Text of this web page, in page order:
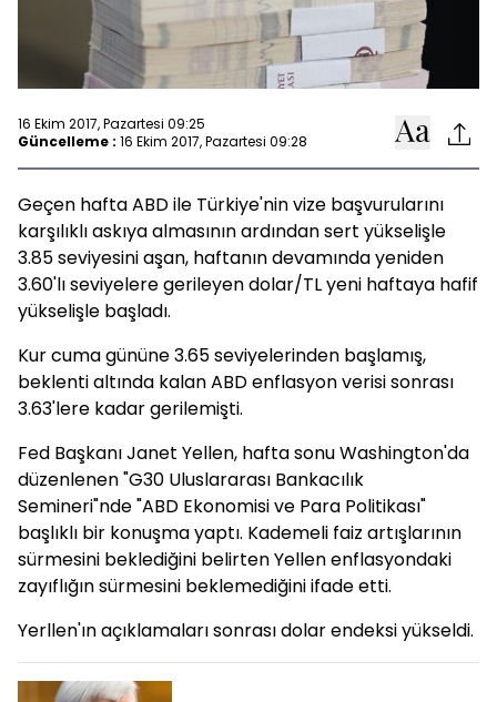
16 Ekim 2017, Pazartesi 09:25
Güncelleme : 16 Ekim 2017, Pazartesi 09:28
Geçen hafta ABD ile Türkiye'nin vize başvurularını
karşılıklı askıya almasının ardından sert yükselişle
3.85 seviyesini aşan, haftanın devamında yeniden
3.60'lı seviyelere gerileyen dolar/TL yeni haftaya hafif
yükselişle başladı.
Kur cuma gününe 3.65 seviyelerinden başlamış,
beklenti altında kalan ABD enflasyon verisi sonrası
3.63'lere kadar gerilemişti.
Fed Başkanı Janet Yellen, hafta sonu Washington'da
düzenlenen "G30 Uluslararası Bankacılık
Semineri"nde "ABD Ekonomisi ve Para Politikası"
başlıklı bir konuşma yaptı. Kademeli faiz artışlarının
sürmesini beklediğini belirten Yellen enflasyondaki
zayıflığın sürmesini beklemediğini ifade etti.
Yerllen'ın açıklamaları sonrası dolar endeksi yükseldi.